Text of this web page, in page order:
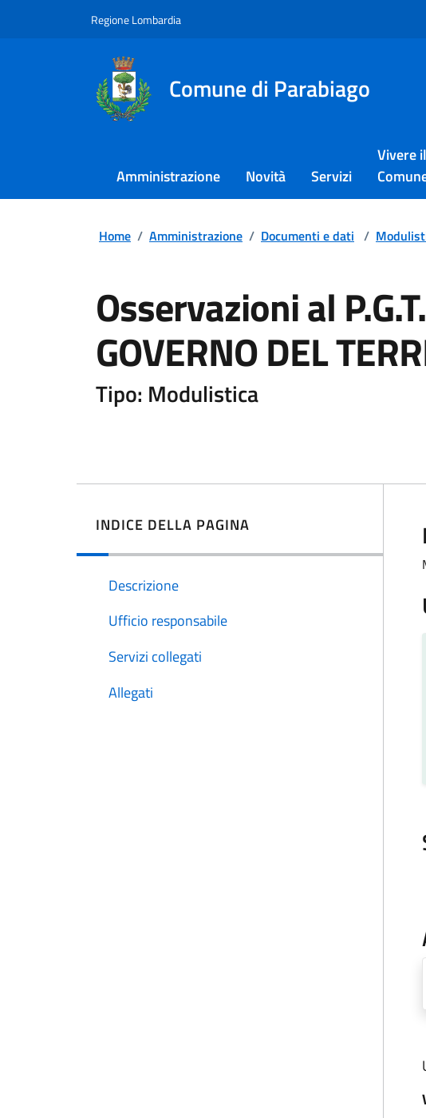
Regione Lombardia
Comune di Parabiago
Amministrazione Novità Servizi
Vivere il
Home / Amministrazione / Documenti e dati /
Osservazioni al
GOVERNO DEL
Tipo: Modulistica
INDICE DELLA PAGINA
Descrizione
Ufficio responsabile
Servizi collegati
Allegati